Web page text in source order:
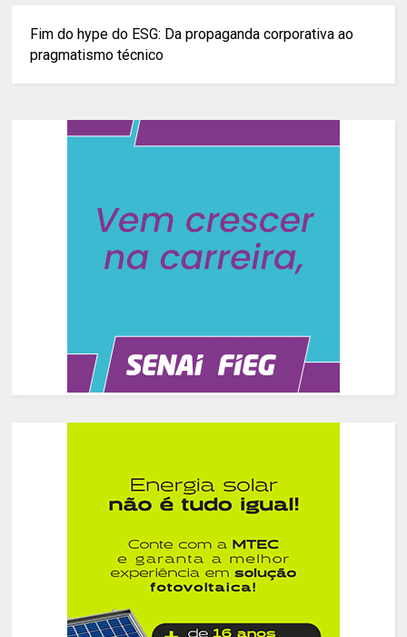
Fim do hype do ESG: Da propaganda corporativa ao
pragmatismo técnico